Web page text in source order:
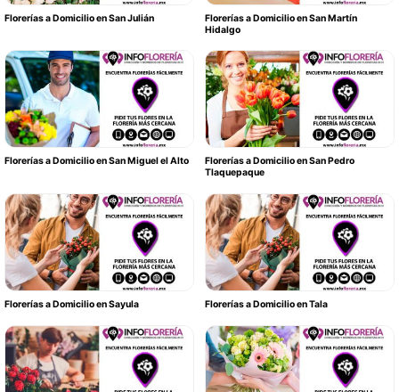
Florerías a Domicilio en San Julián
Florerías a Domicilio en San Martín
Hidalgo
Florerías a Domicilio en San Miguel el Alto
Florerías a Domicilio en San Pedro
Tlaquepaque
Florerías a Domicilio en Sayula Florerías a Domicilio en Tala